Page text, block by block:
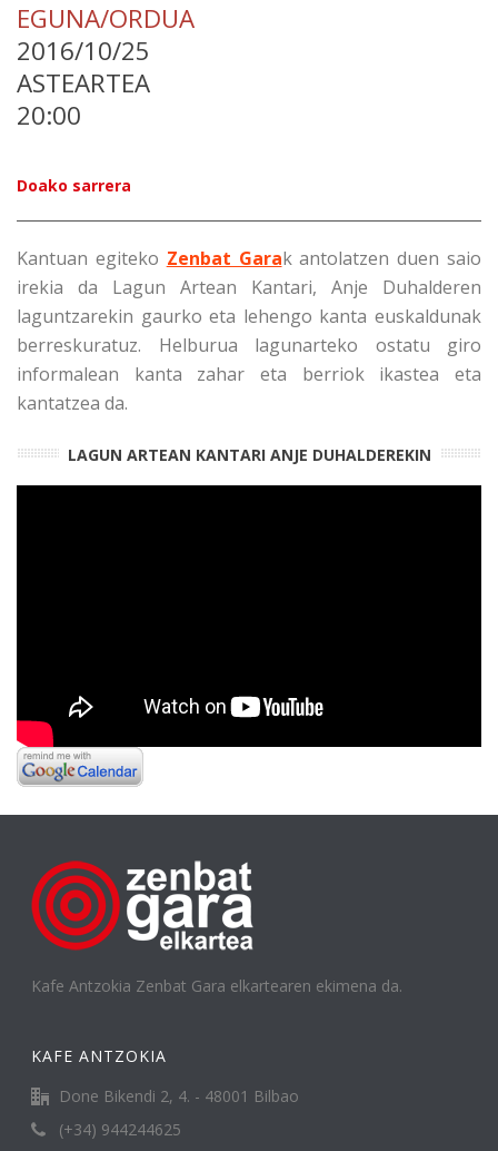
EGUNA/ORDUA
2016/10/25
ASTEARTEA
20:00
Doako sarrera
Kantuan egiteko Zenbat Garak antolatzen duen saio
irekia da Lagun Artean Kantari, Anje Duhalderen
laguntzarekin gaurko eta lehengo kanta euskaldunak
berreskuratuz. Helburua lagunarteko ostatu giro
informalean kanta zahar eta berriok ikastea eta
kantatzea da.
LAGUN ARTEAN KANTARI ANJE DUHALDEREKIN
Kafe Antzokia Zenbat Gara elkartearen ekimena da.
KAFE ANTZOKIA
Done Bikendi 2, 4. - 48001 Bilbao
(+34) 944244625